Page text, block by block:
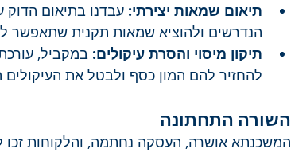
תיאום שמאות יצירתי: עבדנו בתיאום
הנדרשים ולהוציא שמאות תקנית שתאפשר
תיקון מיסוי והסרת עיקולים: במקביל,
להחזיר להם המון כסף ולבטל את העיקולים
השורה התחתונה
המשכנתא אושרה, העסקה נחתמה, והלקוחות